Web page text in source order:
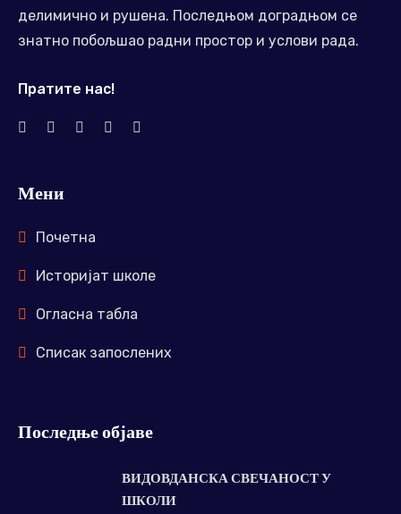
делимично и рушена. Последњом доградњом се
знатно побољшао радни простор и услови рада.
Пратите нас!
Мени
Почетна
Историјат школе
Огласна табла
Списак запослених
Последње објаве
ВИДОВДАНСКА СВЕЧАНОСТ У
ШКОЛИ